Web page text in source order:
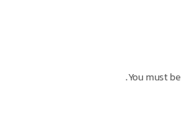
You must be